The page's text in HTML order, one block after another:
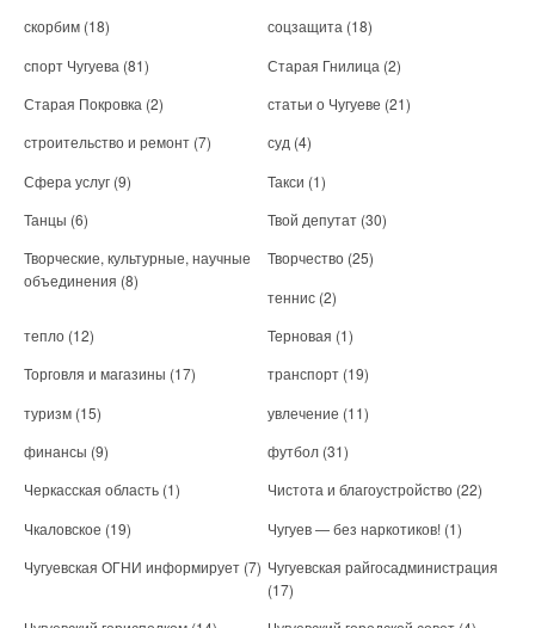
скорбим (18) соцзащита (18)
спорт Чугуева (81) Старая Гнилица (2)
Старая Покровка (2) статьи о Чугуеве (21)
строительство и ремонт (7) суд (4)
Сфера услуг (9) Такси (1)
Танцы (6) Твой депутат (30)
Творческие, культурные, научные
объединения (8)
Творчество (25)
теннис (2)
тепло (12) Терновая (1)
Торговля и магазины (17) транспорт (19)
туризм (15) увлечение (11)
финансы (9) футбол (31)
Черкасская область (1) Чистота и благоустройство (22)
Чкаловское (19) Чугуев — без наркотиков! (1)
Чугуевская ОГНИ информирует (7) Чугуевская райгосадминистрация
(17)